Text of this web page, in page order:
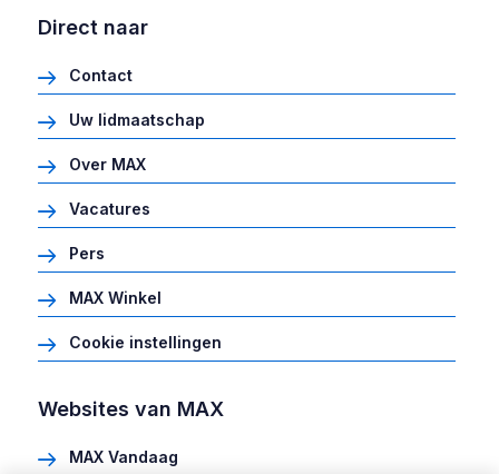
Direct naar
Contact
Uw lidmaatschap
Over MAX
Vacatures
Pers
MAX Winkel
Cookie instellingen
Websites van MAX
MAX Vandaag